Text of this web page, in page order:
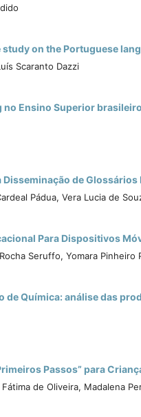
on the Portuguese
Scaranto Dazzi
no Ensino Superior
Disseminação de
Pádua, Vera Lucia de
Para Dispositivos
Seruffo, Yomara Pinheiro
de Química: análise das
Passos” para
de Oliveira, Madalena